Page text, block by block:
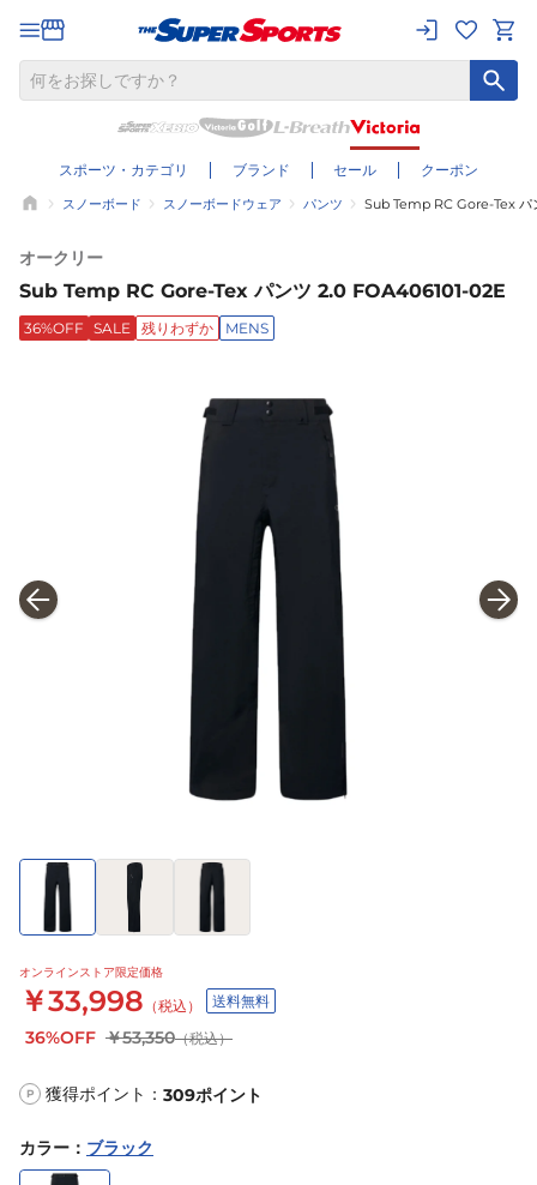
スポーツ・カテゴリ ブランド セール クーポン
スノーボード スノーボードウェア パンツ Sub Temp RC Gore-Tex パ
オークリー
Sub Temp RC Gore-Tex パンツ 2.0 FOA406101-02E
36%OFF SALE 残りわずか MENS
オンラインストア限定価格
￥33,998 （税込） 送料無料
36%OFF ￥53,350（税込）
P 獲得ポイント： 309ポイント
カラー ： ブラック